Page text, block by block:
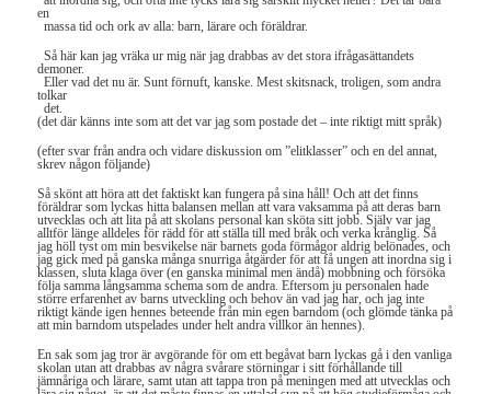
en
massa tid och ork av alla: barn, lärare och föräldrar.
Så här kan jag vräka ur mig när jag drabbas av det stora ifrågasättandets
demoner.
Eller vad det nu är. Sunt förnuft, kanske. Mest skitsnack, troligen, som andra
tolkar
det.
(det där känns inte som att det var jag som postade det – inte riktigt mitt språk)
(efter svar från andra och vidare diskussion om ”elitklasser” och en del annat,
skrev någon följande)
Så skönt att höra att det faktiskt kan fungera på sina håll! Och att det finns
föräldrar som lyckas hitta balansen mellan att vara vaksamma på att deras barn
utvecklas och att lita på att skolans personal kan sköta sitt jobb. Själv var jag
alltför länge alldeles för rädd för att ställa till med bråk och verka krånglig. Så
jag höll tyst om min besvikelse när barnets goda förmågor aldrig belönades, och
jag gick med på ganska många snurriga åtgärder för att få ungen att inordna sig i
klassen, sluta klaga över (en ganska minimal men ändå) mobbning och försöka
följa samma långsamma schema som de andra. Eftersom ju personalen hade
större erfarenhet av barns utveckling och behov än vad jag har, och jag inte
riktigt kände igen hennes beteende från min egen barndom (och glömde tänka på
att min barndom utspelades under helt andra villkor än hennes).
En sak som jag tror är avgörande för om ett begåvat barn lyckas gå i den vanliga
skolan utan att drabbas av några svårare störningar i sitt förhållande till
jämnåriga och lärare, samt utan att tappa tron på meningen med att utvecklas och